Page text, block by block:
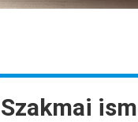
Szakmai